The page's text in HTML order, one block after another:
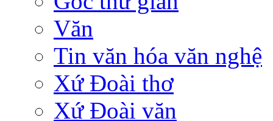
Văn
Tin văn hóa văn nghệ
Xứ Đoài thơ
Xứ Đoài văn